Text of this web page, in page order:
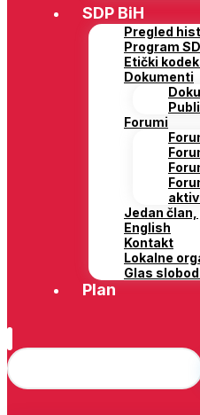
SDP BiH
Pregled
Program
Etički
Dokumenti
Forumi
Jedan
English
Kontakt
Lokalne
Glas
Plan